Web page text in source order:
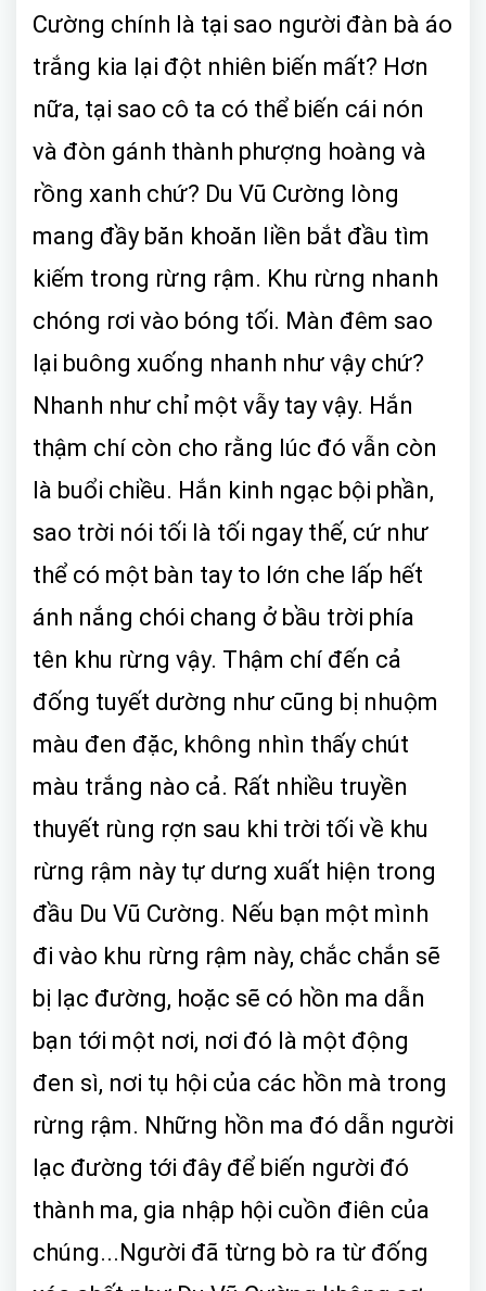
Cường chính là tại sao người đàn bà áo
trắng kia lại đột nhiên biến mất? Hơn
nữa, tại sao cô ta có thể biến cái nón
và đòn gánh thành phượng hoàng và
rồng xanh chứ? Du Vũ Cường lòng
mang đầy băn khoăn liền bắt đầu tìm
kiếm trong rừng rậm. Khu rừng nhanh
chóng rơi vào bóng tối. Màn đêm sao
lại buông xuống nhanh như vậy chứ?
Nhanh như chỉ một vẫy tay vậy. Hắn
thậm chí còn cho rằng lúc đó vẫn còn
là buổi chiều. Hắn kinh ngạc bội phần,
sao trời nói tối là tối ngay thế, cứ như
thể có một bàn tay to lớn che lấp hết
ánh nắng chói chang ở bầu trời phía
tên khu rừng vậy. Thậm chí đến cả
đống tuyết dường như cũng bị nhuộm
màu đen đặc, không nhìn thấy chút
màu trắng nào cả. Rất nhiều truyền
thuyết rùng rợn sau khi trời tối về khu
rừng rậm này tự dưng xuất hiện trong
đầu Du Vũ Cường. Nếu bạn một mình
đi vào khu rừng rậm này, chắc chắn sẽ
bị lạc đường, hoặc sẽ có hồn ma dẫn
bạn tới một nơi, nơi đó là một động
đen sì, nơi tụ hội của các hồn mà trong
rừng rậm. Những hồn ma đó dẫn người
lạc đường tới đây để biến người đó
thành ma, gia nhập hội cuồn điên của
chúng...Người đã từng bò ra từ đống